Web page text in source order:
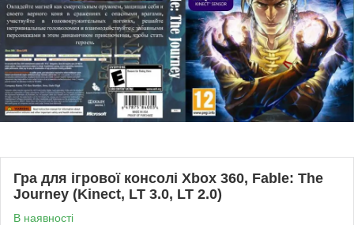
Гра для ігрової консолі Xbox 360, Fable: The
Journey (Kinect, LT 3.0, LT 2.0)
В наявності